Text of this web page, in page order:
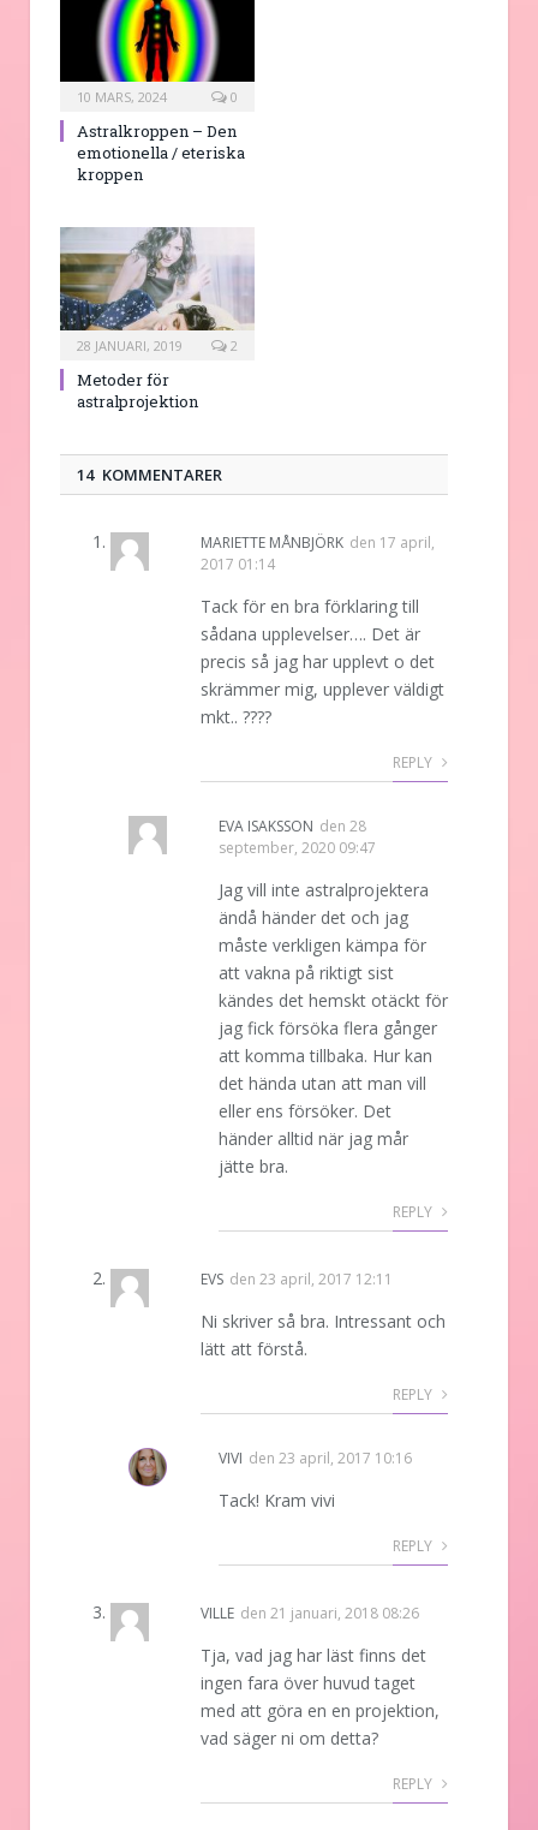
10 MARS, 2024 0
Astralkroppen – Den
emotionella / eteriska
kroppen
28 JANUARI, 2019 2
Metoder för
astralprojektion
14 KOMMENTARER
MARIETTE MÅNBJÖRK den 17 april,
2017 01:14
Tack för en bra förklaring till
sådana upplevelser…. Det är
precis så jag har upplevt o det
skrämmer mig, upplever väldigt
mkt.. ????
REPLY
EVA ISAKSSON den 28
september, 2020 09:47
Jag vill inte astralprojektera
ändå händer det och jag
måste verkligen kämpa för
att vakna på riktigt sist
kändes det hemskt otäckt för
jag fick försöka flera gånger
att komma tillbaka. Hur kan
det hända utan att man vill
eller ens försöker. Det
händer alltid när jag mår
jätte bra.
REPLY
EVS den 23 april, 2017 12:11
Ni skriver så bra. Intressant och
lätt att förstå.
REPLY
VIVI den 23 april, 2017 10:16
Tack! Kram vivi
REPLY
VILLE den 21 januari, 2018 08:26
Tja, vad jag har läst finns det
ingen fara över huvud taget
med att göra en en projektion,
vad säger ni om detta?
REPLY